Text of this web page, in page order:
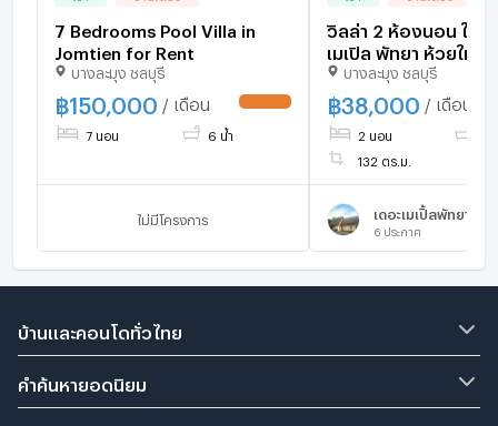
7 Bedrooms Pool Villa in
Jomtien for Rent
บางละมุง ชลบุรี
฿150,000 / เดือน
7 นอน 6 น้ำ
ไม่มีโครงการ
วิลล่า 2 ห้องนอน ให้เช่
เมเปิล พัทยา ห้วยใหญ่
3110814)
บางละมุง ชลบุรี
฿38,000 / เดือน
2 นอน
132 ตร.ม.
เดอะเมเปิ้ลพัทยา
6 ประกาศ
บ้านและคอนโดทั่วไทย
คำค้นหายอดนิยม